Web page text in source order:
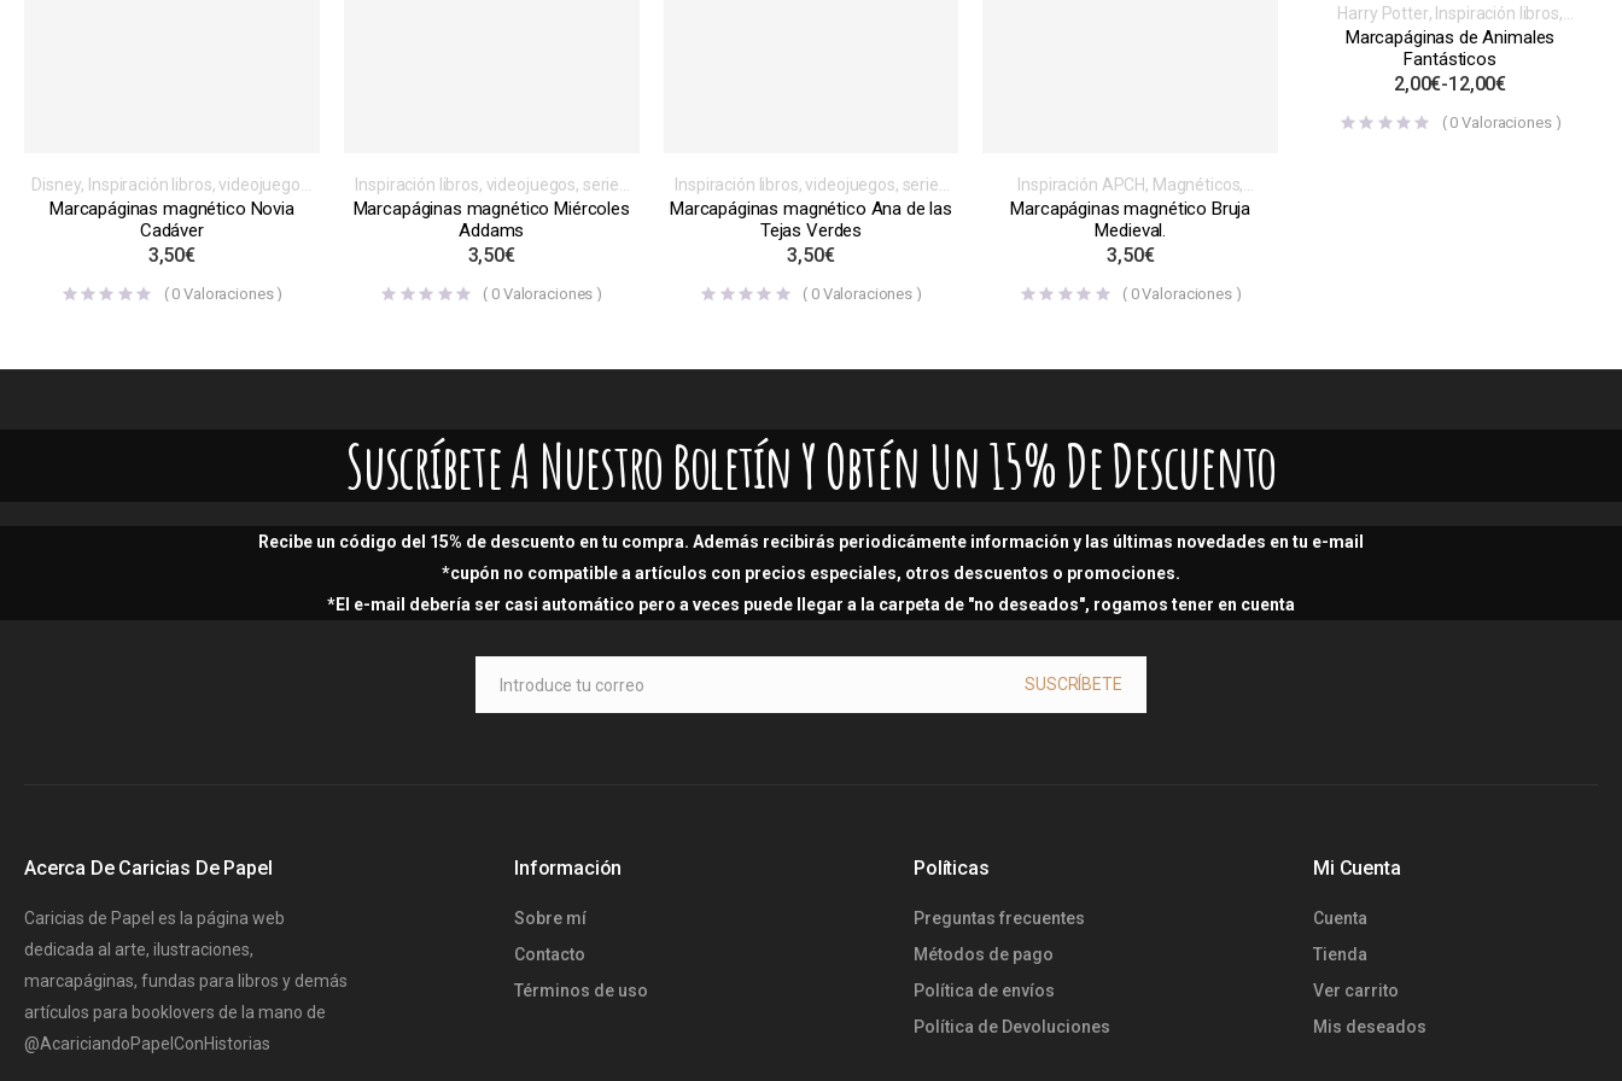
Disney, Inspiración libros, videojuegos,
series o películas,Magnéticos,
Marcapáginas
Marcapáginas magnético Novia
Cadáver
3,50€
( 0 Valoraciones )
Inspiración libros, videojuegos, series
o películas,Magnéticos,
Marcapáginas
,Otras películas y series
Marcapáginas magnético Miércoles
Addams
3,50€
( 0Valoraciones )
Inspiración libros, videojuegos, series
o películas,Magnéticos,
Marcapáginas,Otras películas y series
Marcapáginas magnético Ana de las
Tejas Verdes
3,50€
( 0Valoraciones )
Inspiración APCH, Magnéticos,
Marcapáginas
Marcapáginas magnético Bruja
Medieval.
3,50€
( 0Valoraciones )
Harry Potter, Inspiración libros,
videojuegos, series o películas
Marcapáginas,Normales
Marcapáginas de Animales
Fantásticos
2,00€-12,00€
( 0 Valoraciones )
Suscríbete A Nuestro Boletín Y Obtén Un 15% De Descuento
Recibe un código del 15% de descuento en tu compra. Además recibirás periodicámente información y las últimas novedades en tu e-mail
*cupón no compatible a artículos con precios especiales, otros descuentos o promociones.
*El e-mail debería ser casi automático pero a veces puede llegar a la carpeta de "no deseados", rogamos tener en cuenta
SUSCRÍBETE
Acerca De Caricias De Papel
Caricias de Papel es la página web
dedicada al arte, ilustraciones,
marcapáginas, fundas para libros y demás
artículos para booklovers de la mano de
@AcariciandoPapelConHistorias
Información
Sobre mí
Contacto
Términos de uso
Políticas
Preguntas frecuentes
Métodos de pago
Política de envíos
Política de Devoluciones
Mi Cuenta
Cuenta
Tienda
Ver carrito
Mis deseados